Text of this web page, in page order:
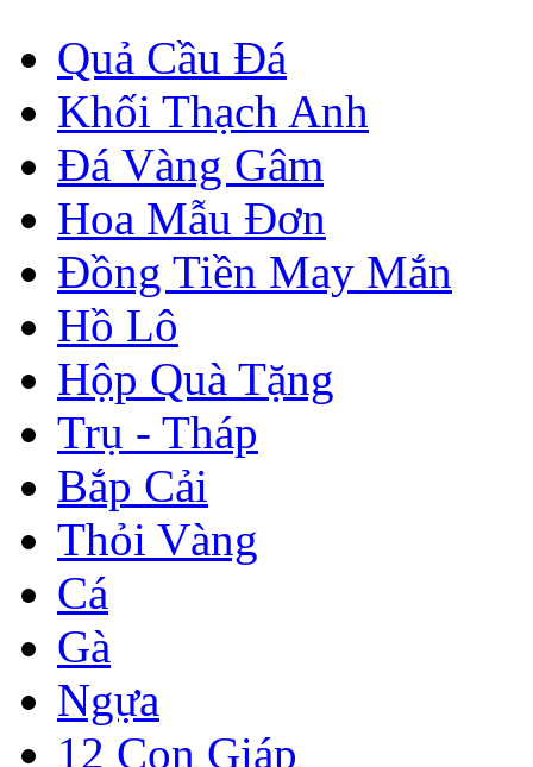
Quả Cầu Đá
Khối Thạch Anh
Đá Vàng Gâm
Hoa Mẫu Đơn
Đồng Tiền May Mắn
Hồ Lô
Hộp Quà Tặng
Trụ - Tháp
Bắp Cải
Thỏi Vàng
Cá
Gà
Ngựa
12 Con Giáp